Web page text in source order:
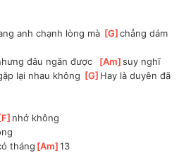
anh chạnh lòng mà [G ]
chẳng dám
đâu ngăn được [Am ]
suy nghĩ
lại nhau không [G ]Hay là duyên đã
F ]nhớ không
tháng [Am ]
13